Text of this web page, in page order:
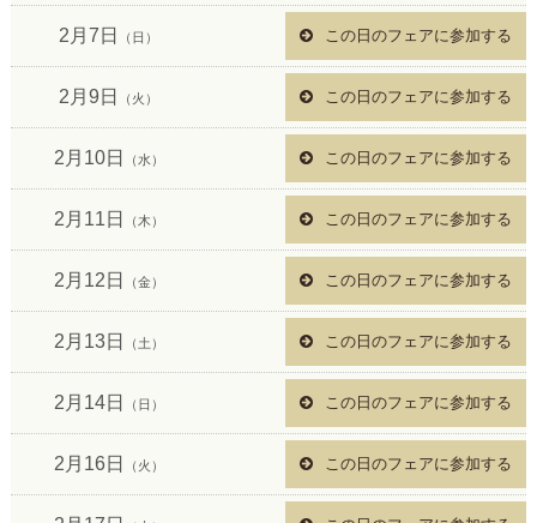
2月7日 （日） この日のフェアに参加する
2月9日 （火） この日のフェアに参加する
2月10日 （水） この日のフェアに参加する
2月11日 （木） この日のフェアに参加する
2月12日 （金） この日のフェアに参加する
2月13日 （土） この日のフェアに参加する
2月14日 （日） この日のフェアに参加する
2月16日 （火） この日のフェアに参加する